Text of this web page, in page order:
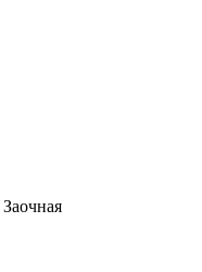
Заочная